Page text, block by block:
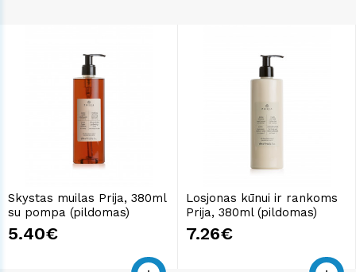
Skystas muilas Prija, 380ml
su pompa (pildomas)
5.40€
Losjonas kūnui ir rankoms
Prija, 380ml (pildomas)
7.26€